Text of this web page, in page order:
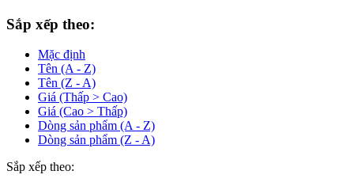
Sắp xếp theo:
Mặc định
Tên (A - Z)
Tên (Z - A)
Giá (Thấp > Cao)
Giá (Cao > Thấp)
Dòng sản phẩm (A - Z)
Dòng sản phẩm (Z - A)
Sắp xếp theo: